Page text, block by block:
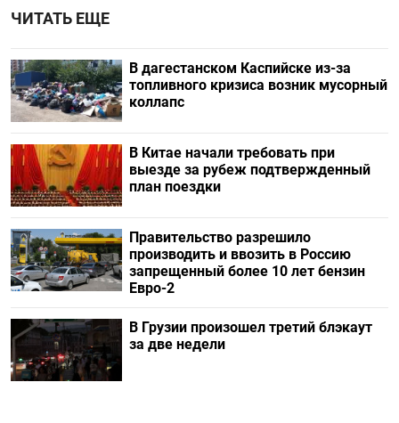
ЧИТАТЬ ЕЩЕ
В дагестанском Каспийске из-за
топливного кризиса возник мусорный
коллапс
В Китае начали требовать при
выезде за рубеж подтвержденный
план поездки
Правительство разрешило
производить и ввозить в Россию
запрещенный более 10 лет бензин
Евро-2
В Грузии произошел третий блэкаут
за две недели